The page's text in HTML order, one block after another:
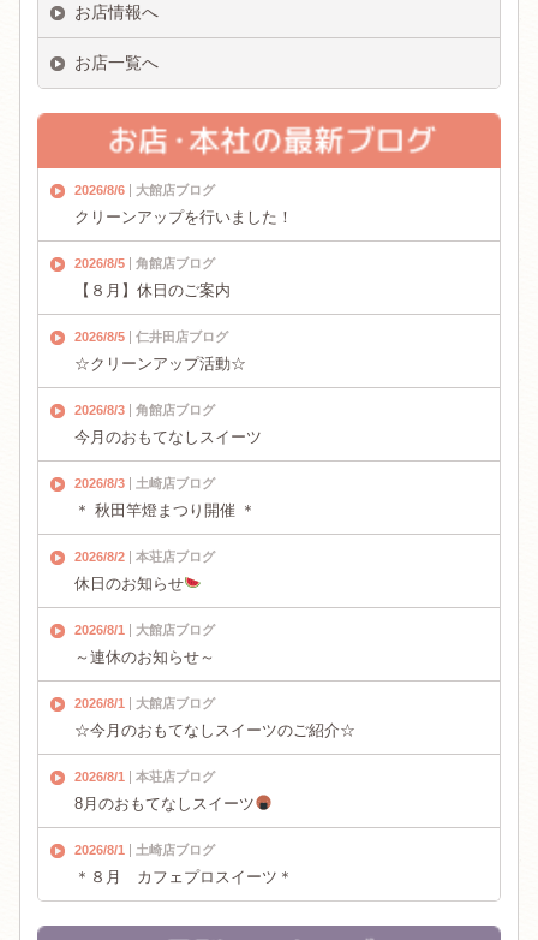
お店情報へ
お店一覧へ
2026/8/6 大館店ブログ
クリーンアップを行いました！
2026/8/5 角館店ブログ
【８月】休日のご案内
2026/8/5 仁井田店ブログ
☆クリーンアップ活動☆
2026/8/3 角館店ブログ
今月のおもてなしスイーツ
2026/8/3 土崎店ブログ
＊ 秋田竿燈まつり開催 ＊
2026/8/2 本荘店ブログ
休日のお知らせ
2026/8/1 大館店ブログ
～連休のお知らせ～
2026/8/1 大館店ブログ
☆今月のおもてなしスイーツのご紹介☆
2026/8/1 本荘店ブログ
8月のおもてなしスイーツ
2026/8/1 土崎店ブログ
＊８月 カフェプロスイーツ＊